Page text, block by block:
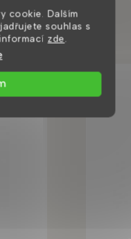
cookie. Dalším
souhlas s
zde.
také líbit